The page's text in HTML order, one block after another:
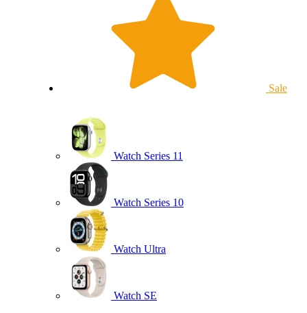
Sale
Watch Series 11
Watch Series 10
Watch Ultra
Watch SE